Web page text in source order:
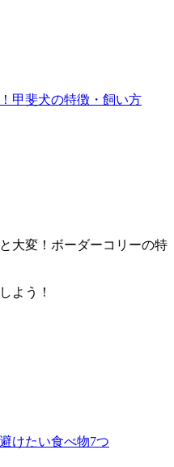
甲斐犬の特徴・飼い方
よう！